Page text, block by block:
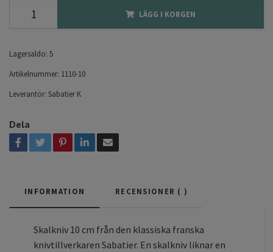
LÄGG I KORGEN
Lagersaldo: 5
Artikelnummer: 1110-10
Leverantör: Sabatier K
Dela
INFORMATION RECENSIONER ( )
Skalkniv 10 cm från den klassiska franska
knivtillverkaren Sabatier. En skalkniv liknar en